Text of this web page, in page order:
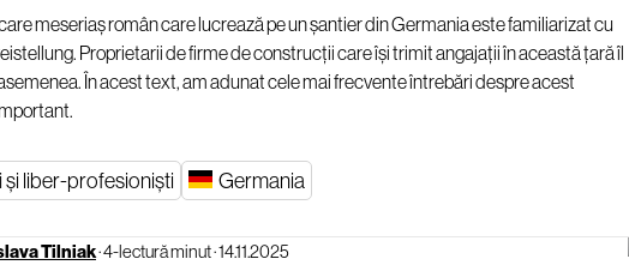
meseriaș român care lucrează pe un șantier din Germania este familiarizat cu
Proprietarii de firme de construcții care își trimit angajații în această țară îl
În acest text, am adunat cele mai frecvente întrebări despre acest
liber-profesioniști Germania
Tilniak·4-lectură minut·14.11.2025